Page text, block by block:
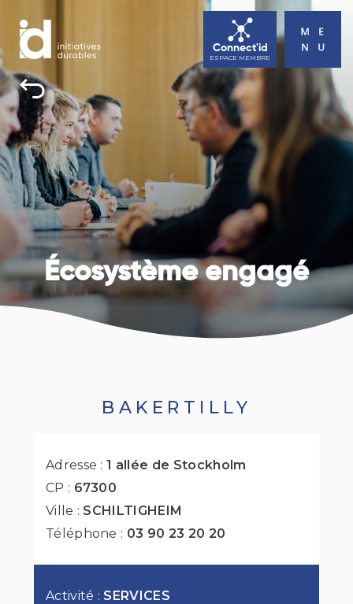
INITIATIVES DURABLES
TOUS UNE BONNE RAISON D’AGIR
ACTUALITÉS
AGENDA
CONTACT
Connect'id
ESPACE MEMBRE
Écosystème engagé
BAKERTILLY
Adresse :1 allée de Stockholm
CP : 67300
Ville : SCHILTIGHEIM
Téléphone : 03 90 23 20 20
Activité : SERVICES